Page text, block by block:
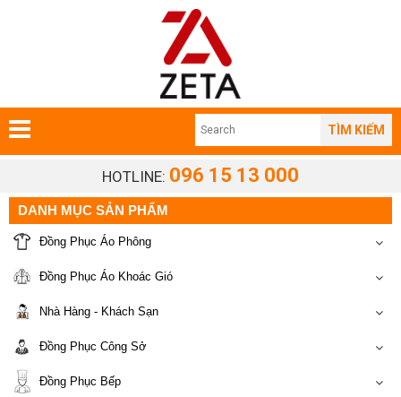
TÌM KIẾM
HOTLINE: 096 15 13 000
DANH MỤC SẢN PHẨM
Đồng Phục Áo Phông
Đồng Phục Áo Khoác Gió
Nhà Hàng - Khách Sạn
Đồng Phục Công Sở
Đồng Phục Bếp